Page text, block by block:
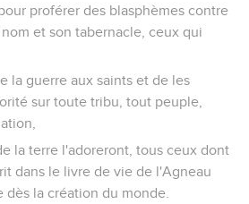
proférer des blasphèmes contre
et son tabernacle, ceux qui
la guerre aux saints et de les
sur toute tribu, tout peuple,
la terre l'adoreront, tous ceux dont
dans le livre de vie de l'Agneau
la création du monde.